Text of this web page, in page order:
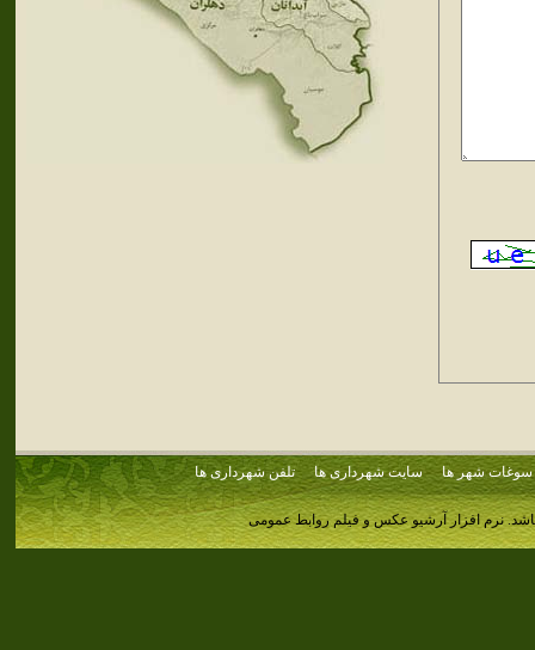
سوغات شهر ها سایت شهرداری ها تلفن شهرداری ها
نرم افزار آرشیو عکس و فیلم روابط عمومی